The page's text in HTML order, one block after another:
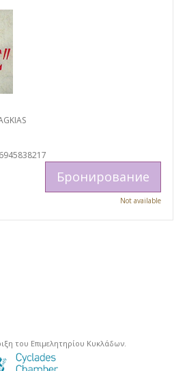
Бронирование
Not available
του Επιμελητηρίου Κυκλάδων.